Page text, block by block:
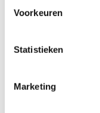
Voorkeuren
Statistieken
Marketing
Artikelnummer: